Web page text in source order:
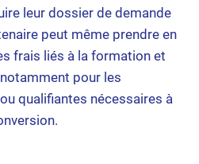
leur dossier de demande
peut même prendre en
frais liés à la formation et
pour les
qualifiantes nécessaires à